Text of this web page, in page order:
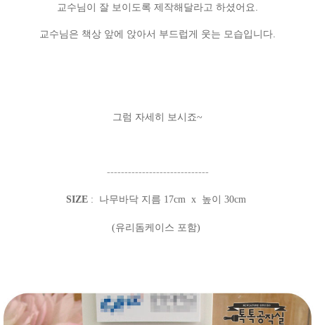
교수님이 잘 보이도록 제작해달라고 하셨어요.
교수님은 책상 앞에 앉아서 부드럽게 웃는 모습입니다.
그럼 자세히 보시죠~
-----------------------------
SIZE : 나무바닥 지름 17cm x 높이 30cm
(유리돔케이스 포함)